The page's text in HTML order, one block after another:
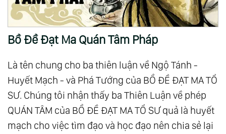
Bồ Đề Đạt Ma Quán Tâm Pháp
Là tên chung cho ba thiên luận về Ngộ Tánh -
Huyết Mạch - và Phá Tướng của BỒ ĐỀ ĐẠT MA TỔ
SƯ. Chúng tôi nhận thấy ba Thiên Luận về phép
QUÁN TÂM của BỒ ĐỀ ĐẠT MA TỔ SƯ quả là huyết
mạch cho việc tìm đạo và học đạo nên chia sẻ lại